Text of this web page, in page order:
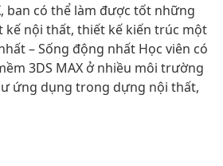
ban có thể làm được tốt những
kế nội thất, thiết kế kiến trúc một
– Sống động nhất Học viên có
3DS MAX ở nhiều môi trường
ứng dụng trong dựng nội thất,